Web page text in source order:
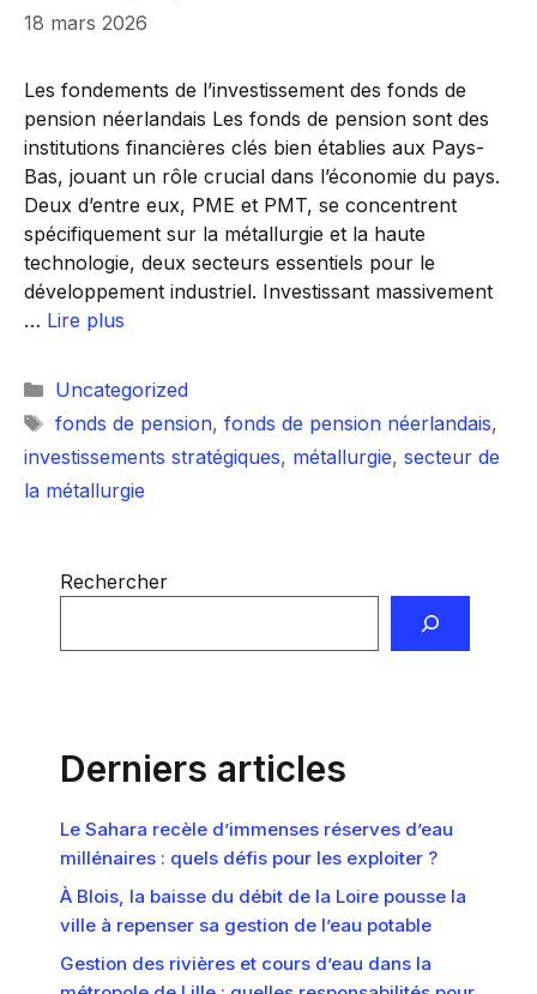
18 mars 2026
Les fondements de l’investissement des fonds de
pension néerlandais Les fonds de pension sont des
institutions financières clés bien établies aux Pays-
Bas, jouant un rôle crucial dans l’économie du pays.
Deux d’entre eux, PME et PMT, se concentrent
spécifiquement sur la métallurgie et la haute
technologie, deux secteurs essentiels pour le
développement industriel. Investissant massivement
… Lire plus
Catégories
Uncategorized
Étiquettes
fonds de pension, fonds de pension néerlandais,
investissements stratégiques, métallurgie, secteur de
la métallurgie
Rechercher
Derniers articles
Le Sahara recèle d’immenses réserves d’eau
millénaires : quels défis pour les exploiter ?
À Blois, la baisse du débit de la Loire pousse la
ville à repenser sa gestion de l’eau potable
Gestion des rivières et cours d’eau dans la